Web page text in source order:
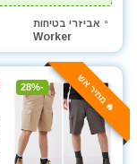
אביזרי בטיחות
Worker
🔥 מחיר אש -28%